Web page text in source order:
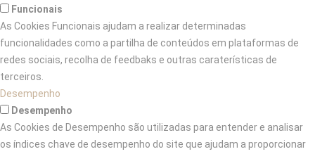
Funcionais
As Cookies Funcionais ajudam a realizar determinadas
funcionalidades como a partilha de conteúdos em plataformas de
redes sociais, recolha de feedbaks e outras caraterísticas de
terceiros.
Desempenho
Desempenho
As Cookies de Desempenho são utilizadas para entender e analisar
os índices chave de desempenho do site que ajudam a proporcionar